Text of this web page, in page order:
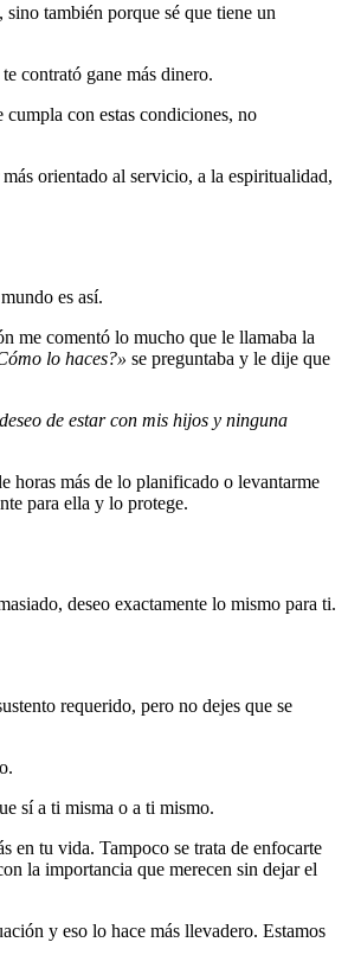
también porque sé que tiene un
contrató gane más dinero.
con estas condiciones, no
orientado al servicio, a la espiritualidad,
es así.
me comentó lo mucho que le llamaba la
lo haces?» se preguntaba y le dije que
de estar con mis hijos y ninguna
horas más de lo planificado o levantarme
para ella y lo protege.
deseo exactamente lo mismo para ti.
requerido, pero no dejes que se
sí a ti misma o a ti mismo.
en tu vida. Tampoco se trata de enfocarte
la importancia que merecen sin dejar el
y eso lo hace más llevadero. Estamos